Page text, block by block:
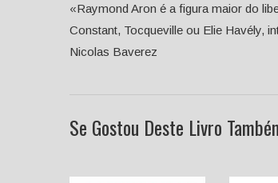
«Raymond Aron é a figura maior do
Constant, Tocqueville ou Elie Havély,
Nicolas Baverez
Se Gostou Deste Livro